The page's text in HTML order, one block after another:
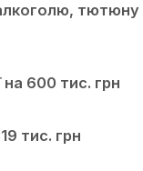
тютюну
600 тис. грн
тис. грн